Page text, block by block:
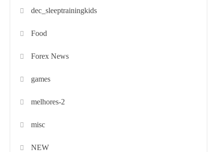
dec_sleeptrainingkids
Food
Forex News
games
melhores-2
misc
NEW